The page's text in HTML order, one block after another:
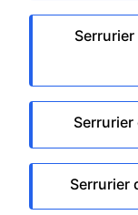
Serrurier